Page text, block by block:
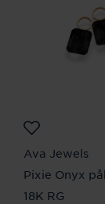
Ava Jewels
Pixie Onyx
18K RG